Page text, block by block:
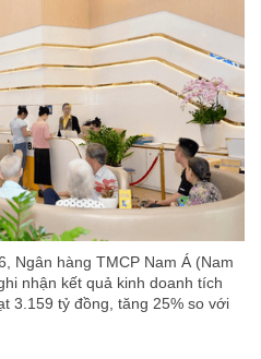
Ngân hàng TMCP Nam Á (Nam
nhận kết quả kinh doanh tích
3.159 tỷ đồng, tăng 25% so với